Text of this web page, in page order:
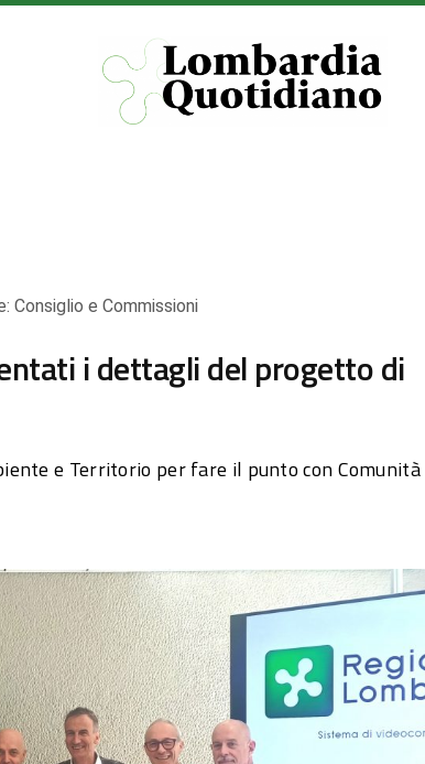
Consiglio e Commissioni
i dettagli del progetto di
e Territorio per fare il punto con Comunità